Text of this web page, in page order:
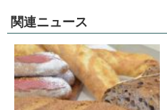
関連ニュース